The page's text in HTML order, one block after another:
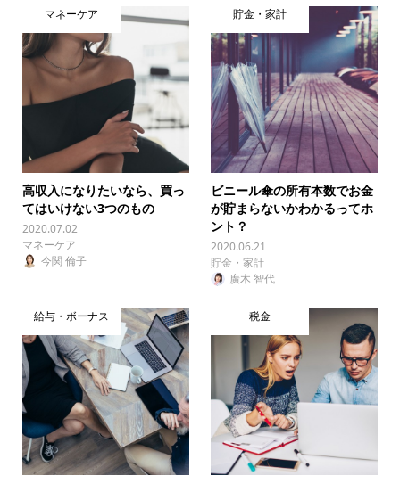
マネーケア
高収入になりたいなら、買っ
てはいけない3つのもの
2020.07.02
マネーケア
今関 倫子
貯金・家計
ビニール傘の所有本数でお金
が貯まらないかわかるってホ
ント？
2020.06.21
貯金・家計
廣木 智代
給与・ボーナス 税金